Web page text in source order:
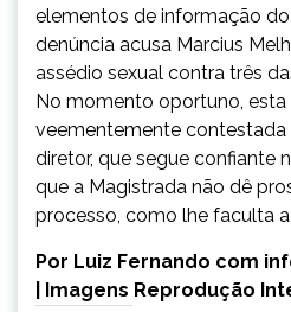
elementos de informação
denúncia acusa Marcius
assédio sexual contra três
No momento oportuno, esta
veementemente contestada
diretor, que segue confiante
que a Magistrada não dê
processo, como lhe faculta a
Por Luiz Fernando com
| Imagens Reprodução